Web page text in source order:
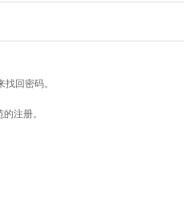
回密码。
注册。